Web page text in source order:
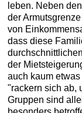
leben. Neben
der
von
dass diese
der
auch kaum
"rackern sich ab,
Gruppen sind